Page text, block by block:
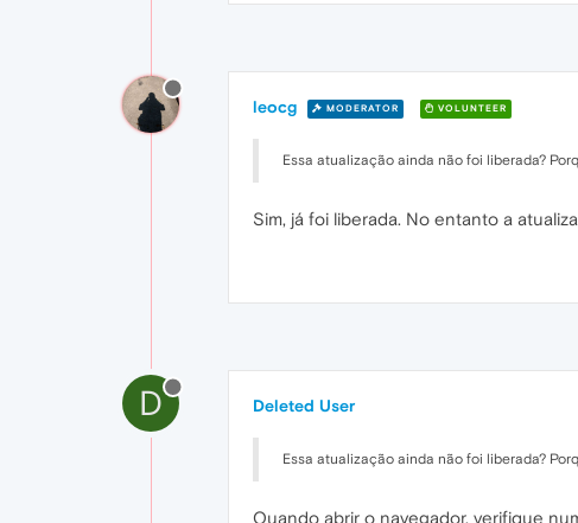
leocg MODERATOR VOLUNTEER
Essa atualização ainda não foi liberada?
Sim, já foi liberada. No entanto a
D Deleted User
Essa atualização ainda não foi liberada?
Quando abrir o navegador, verifique